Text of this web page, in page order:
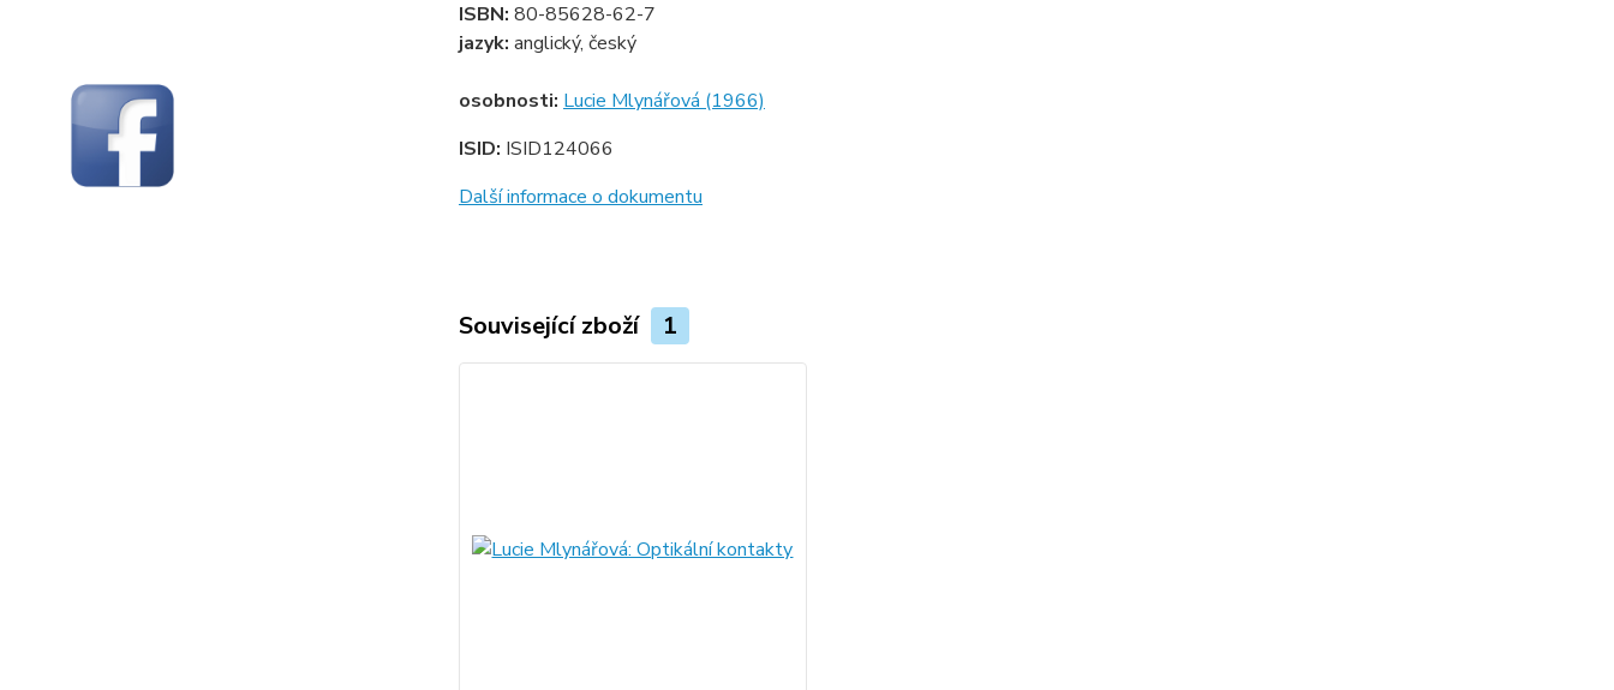
ISBN: 80-85628-62-7
jazyk: anglický, český
osobnosti: Lucie Mlynářová (1966)
ISID: ISID124066
Další informace o dokumentu
Související zboží 1